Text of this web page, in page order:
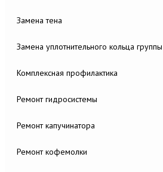
Замена тена
Замена уплотнительного кольца группы
Комплексная профилактика
Ремонт гидросистемы
Ремонт капучинатора
Ремонт кофемолки